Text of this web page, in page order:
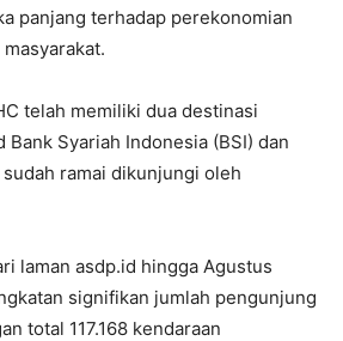
panjang terhadap perekonomian
telah memiliki dua destinasi
Bank Syariah Indonesia (BSI) dan
ramai dikunjungi oleh
laman asdp.id hingga Agustus
signifikan jumlah pengunjung
total 117.168 kendaraan